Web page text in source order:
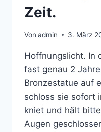
Zeit.
Von admin 3. März
Hoffnungslicht. In
fast genau 2
Bronzestatue auf
schloss sie sofort
kniet und hält
Augen